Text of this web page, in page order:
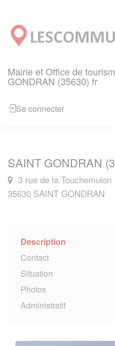
Mairie et Office de
GONDRAN (35630) fr
Se connecter
SAINT GONDRAN
3 rue de la Touchemulon
35630 SAINT GONDRAN
Description
Contact
Situation
Photos
Administratif